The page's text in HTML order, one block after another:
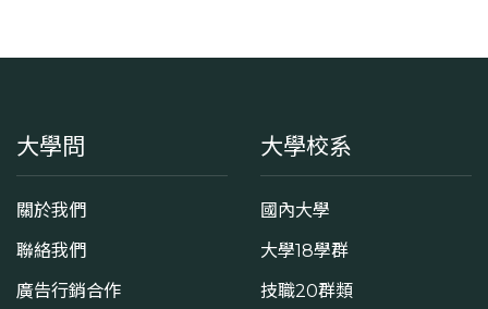
大學問
關於我們
聯絡我們
廣告行銷合作
大學校系
國內大學
大學18學群
技職20群類